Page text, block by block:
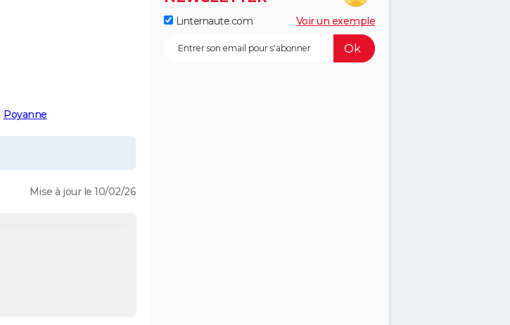
Poyanne
Mise à jour le 10/02/26
Linternaute.com Voir un exemple